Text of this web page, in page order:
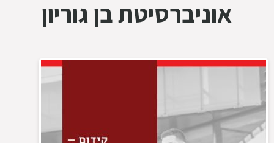
אוניברסיטת בן גוריון